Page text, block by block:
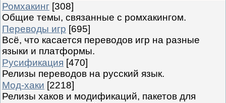
Ромхакинг [308]
Общие темы, связанные с ромхакингом.
Переводы игр [695]
Всё, что касается переводов игр на разные
языки и платформы.
Русификация [470]
Релизы переводов на русский язык.
Мод-хаки [2218]
Релизы хаков и модификаций, пакетов для